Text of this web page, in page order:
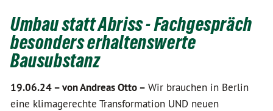
Umbau statt Abriss - Fachgespräch
besonders erhaltenswerte
Bausubstanz
19.06.24 –von Andreas Otto – Wir brauchen in Berlin
eine klimagerechte Transformation UND neuen